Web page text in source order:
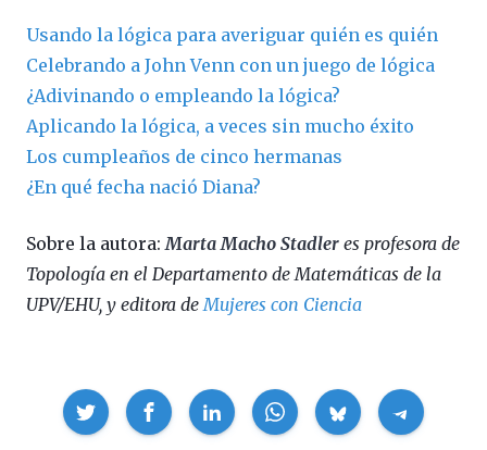
Usando la lógica para averiguar quién es quién
Celebrando a John Venn con un juego de lógica
¿Adivinando o empleando la lógica?
Aplicando la lógica, a veces sin mucho éxito
Los cumpleaños de cinco hermanas
¿En qué fecha nació Diana?
Sobre la autora: Marta Macho Stadler es profesora de
Topología en el Departamento de Matemáticas de la
UPV/EHU, y editora deMujeres con Ciencia
Compartir